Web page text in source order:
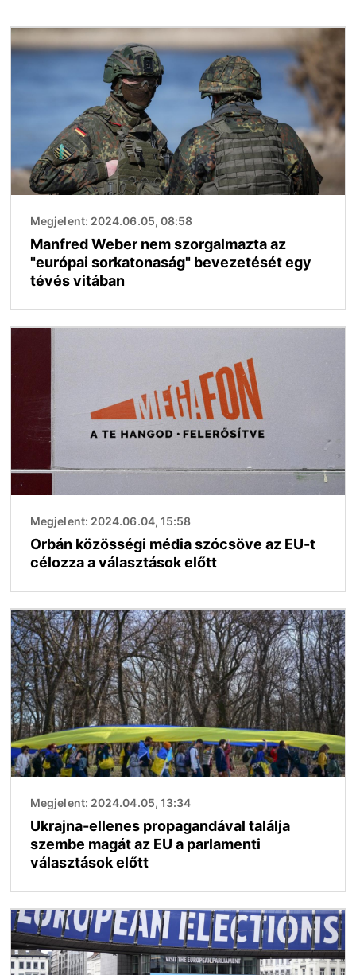
Kép
Megjelent: 2024.06.05, 08:58
Manfred Weber nem szorgalmazta az
"európai sorkatonaság" bevezetését egy
tévés vitában
Megjelent: 2024.06.04, 15:58
Orbán közösségi média szócsöve az EU-t
célozza a választások előtt
Kép
Megjelent: 2024.04.05, 13:34
Ukrajna-ellenes propagandával találja
szembe magát az EU a parlamenti
választások előtt
Kép